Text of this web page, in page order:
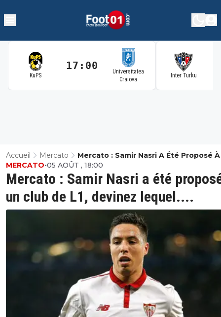
KuPS
17:00
Universitatea
Craiova
Inter Turku
Accueil Mercato
Mercato : Samir Nasri A Été Proposé
Club De L1, Devinez Lequel....
Mercato : Samir Nasri a été
un club de L1, devinez lequel....
MERCATO•05 AOÛT , 18:00